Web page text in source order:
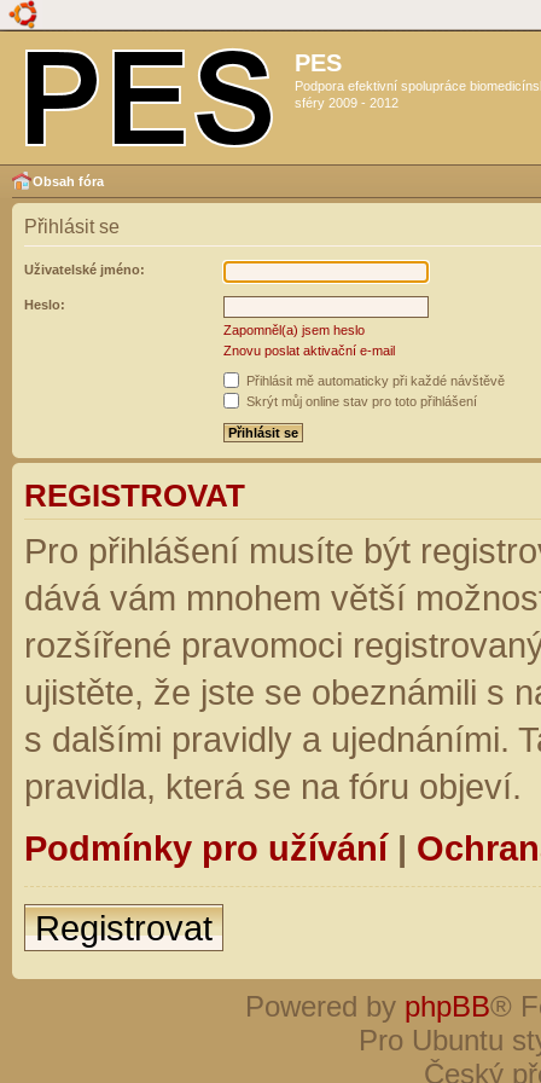
PES
Podpora efektivní spolupráce
sféry 2009 - 2012
Obsah fóra
Přihlásit se
Uživatelské jméno:
Heslo:
Zapomněl(a) jsem heslo
Znovu poslat aktivační e-mail
Přihlásit mě automaticky při každé návštěvě
Skrýt můj online stav pro toto přihlášení
REGISTROVAT
Pro přihlášení musíte být
dává vám mnohem větší
rozšířené pravomoci
ujistěte, že jste se obeznámili s
s dalšími pravidly a ujednáními.
pravidla, která se na fóru objeví.
Podmínky pro užívání|
Registrovat
Powered by phpBB®
Pro Ubuntu
Český